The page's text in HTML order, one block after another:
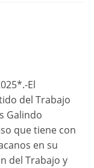
El
del Trabajo
Galindo
que tiene con
en su
del Trabajo y